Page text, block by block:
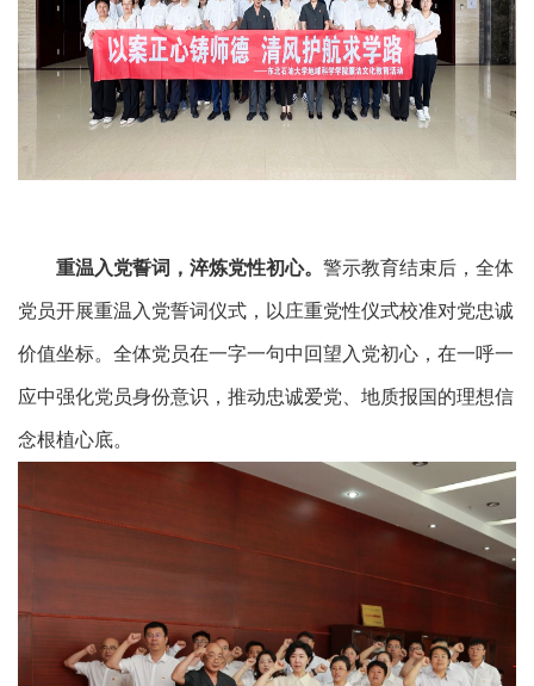
重温入党誓词 ，淬炼党性初心。 警示教育结束后，全体
党员开展重温入党誓词仪式，以庄重党性仪式校准对党忠诚
价值坐标。全体党员在一字一句中 回望入党初心， 在一呼一
应中强化党员身份意识 ，推动忠诚爱党、地质报国的理想信
念根植心底。